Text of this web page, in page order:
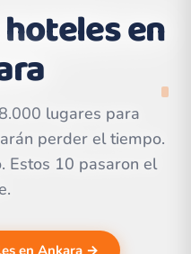
en
lugares para
perder el tiempo.
Estos 10 pasaron el